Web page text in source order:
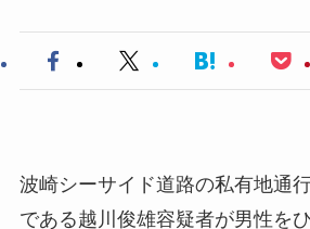
波崎シーサイド道路の私有地通
である越川俊雄容疑者が男性を